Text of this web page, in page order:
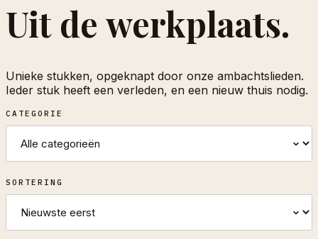
Uit de werkplaats.
Unieke stukken, opgeknapt door onze ambachtslieden.
Ieder stuk heeft een verleden, en een nieuw thuis nodig.
CATEGORIE
SORTERING